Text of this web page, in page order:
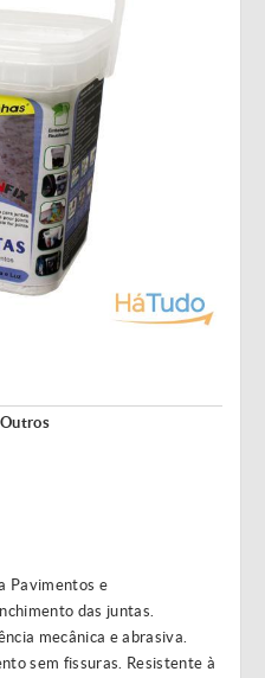
Outros
Pavimentos e
das juntas.
mecânica e abrasiva.
sem fissuras. Resistente à